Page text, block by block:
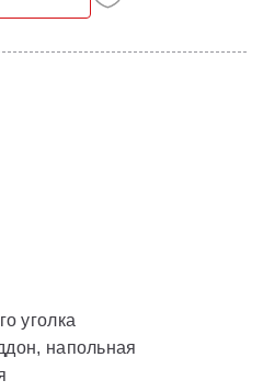
уголка
напольная